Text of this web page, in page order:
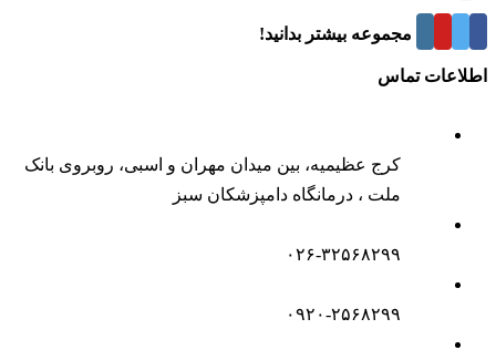
درباره این مجموعه بیشتر بدانید!
اطلاعات تماس
کرج عظیمیه، بین میدان مهران و اسبی، روبروی بانک
ملت ، درمانگاه دامپزشکان سبز
۰۲۶-۳۲۵۶۸۲۹۹
۰۹۲۰-۲۵۶۸۲۹۹